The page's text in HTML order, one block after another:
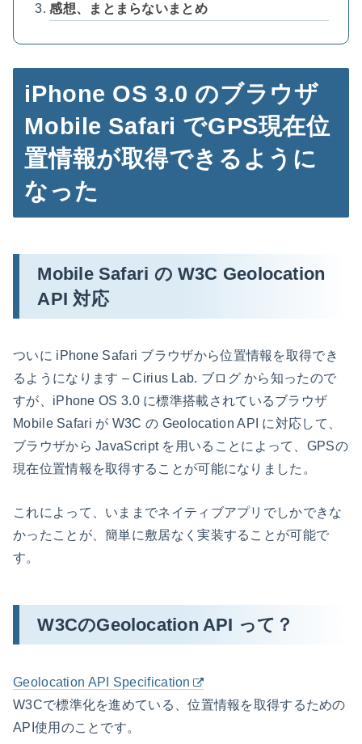
感想、まとまらないまとめ
iPhone OS 3.0 のブラウザ
Mobile Safari でGPS現在位
置情報が取得できるように
なった
Mobile Safari の W3C Geolocation
API 対応
ついに iPhone Safari ブラウザから位置情報を取得でき
るようになります – Cirius Lab. ブログ から知ったので
すが、iPhone OS 3.0 に標準搭載されているブラウザ
Mobile Safari が W3C の Geolocation API に対応して、
ブラウザから JavaScript を用いることによって、GPSの
現在位置情報を取得することが可能になりました。
これによって、いままでネイティブアプリでしかできな
かったことが、簡単に敷居なく実装することが可能で
す。
W3CのGeolocation API って？
Geolocation API Specification
W3Cで標準化を進めている、位置情報を取得するための
API使用のことです。